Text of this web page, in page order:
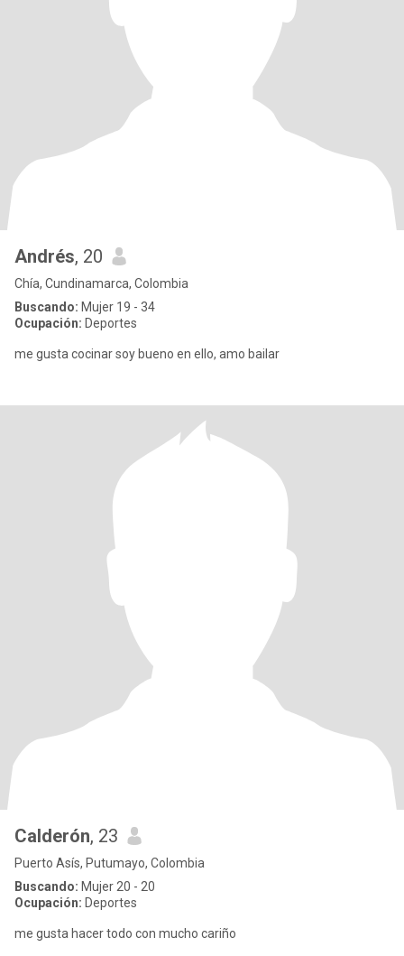
Andrés, 20
Chía, Cundinamarca, Colombia
Buscando: Mujer 19 - 34
Ocupación: Deportes
me gusta cocinar soy bueno en ello, amo bailar
Calderón, 23
Puerto Asís, Putumayo, Colombia
Buscando: Mujer 20 - 20
Ocupación: Deportes
me gusta hacer todo con mucho cariño